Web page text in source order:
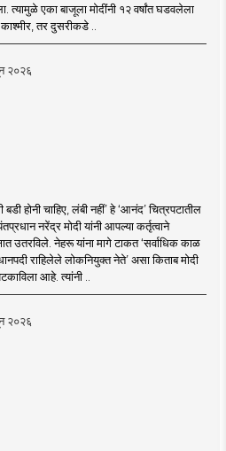
त्यामुळे एका बाजूला मोदींनी १२ वर्षांत घडवलेला
तर दुसरीकडे ..
२०२६
बडी होनी चाहिए, लंबी नहीं’ हे ‘आनंद’ चित्रपटातील
नरेंद्र मोदी यांनी आपल्या कर्तृत्वाने
उतरविले. नेहरू यांना मागे टाकत ‘सर्वाधिक काळ
राहिलेले लोकनियुक्त नेते’ असा किताब मोदी
आहे. त्यांनी ..
२०२६